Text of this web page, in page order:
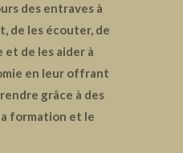
des entraves à
de les écouter, de
et de les aider à
en leur offrant
grâce à des
formation et le